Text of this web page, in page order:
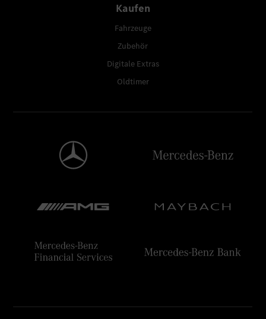
Kaufen
Fahrzeuge
Zubehör
Digitale Extras
Oldtimer